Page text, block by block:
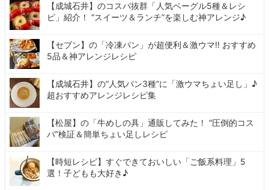
【成城石井】のコスパ抜群「人気ベーグル5種＆レシ
ピ」紹介！ “スイーツ＆ランチ”を楽しむ神アレンジ♪
【セブン】の「冷凍パン」が超便利＆激ウマ!! おすすめ
5品＆神アレンジレシピ
【成城石井】の“人気パン3種”に「激ウマちょい足し」♪
超おすすめアレンジレシピ集
【松屋】の「牛めしの具」通販してみた！ “圧倒的コス
パ”検証＆簡単ちょい足しレシピ
【時短レシピ】すぐできておいしい「ご飯系料理」5
選！子どもも大好き♪